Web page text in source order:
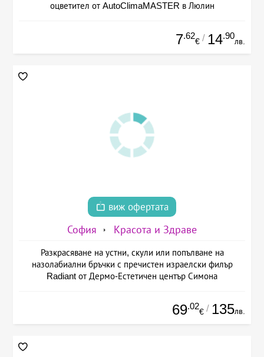
оцветител от AutoClimaMASTER в Люлин
7.62
€ / 14.90
лв.
виж офертата
София Красота и Здраве
Разкрасяване на устни, скули или попълване на
назолабиални бръчки с пречистен израелски филър
Radiant от Дермо-Естетичен център Симона
69.02
€ / 135лв.